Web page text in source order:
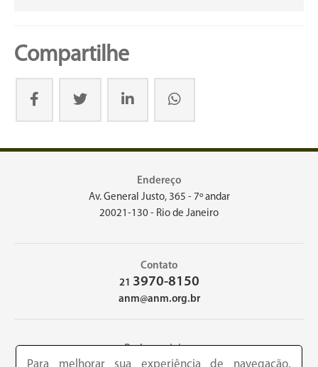
Compartilhe
Endereço
Av. General Justo, 365 - 7º andar
20021-130 - Rio de Janeiro
Contato
21 3970-8150
anm@anm.org.br
Redes sociais
Para melhorar sua experiência de navegação,